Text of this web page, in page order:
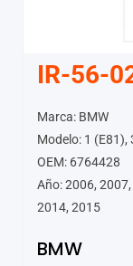
IR-56-
Marca: BMW
Modelo: 1 (E81),
OEM: 6764428
Año: 2006,
2014, 2015
BMW